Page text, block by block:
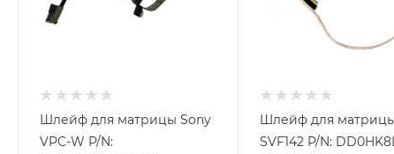
Шлейф для матрицы Sony
VPC-W P/N:
Шлейф для
SVF142 P/N: